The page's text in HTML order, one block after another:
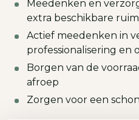
Meedenken en
extra beschikbare
Actief meedenken in
professionalisering en
Borgen van de
afroep
Zorgen voor een